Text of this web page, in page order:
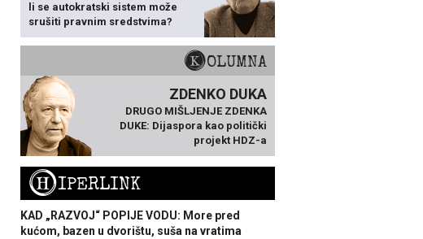
li se autokratski sistem može
srušiti pravnim sredstvima?
KOLUMNA
ZDENKO DUKA
DRUGO MIŠLJENJE ZDENKA
DUKE: Dijaspora kao politički
projekt HDZ-a
HIPERLINK
KAD „RAZVOJ“ POPIJE VODU: More pred
kućom, bazen u dvorištu, suša na vratima